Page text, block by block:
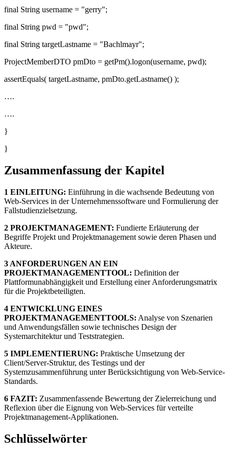
final String username = "gerry";
final String pwd = "pwd";
final String targetLastname = "Bachlmayr";
ProjectMemberDTO pmDto = getPm().logon(username, pwd);
assertEquals( targetLastname, pmDto.getLastname() );
….
….
}
}
Zusammenfassung der Kapitel
1 EINLEITUNG: Einführung in die wachsende Bedeutung von
Web-Services in der Unternehmenssoftware und Formulierung der
Fallstudienzielsetzung.
2 PROJEKTMANAGEMENT: Fundierte Erläuterung der
Begriffe Projekt und Projektmanagement sowie deren Phasen und
Akteure.
3 ANFORDERUNGEN AN EIN
PROJEKTMANAGEMENTTOOL: Definition der
Plattformunabhängigkeit und Erstellung einer Anforderungsmatrix
für die Projektbeteiligten.
4 ENTWICKLUNG EINES
PROJEKTMANAGEMENTTOOLS: Analyse von Szenarien
und Anwendungsfällen sowie technisches Design der
Systemarchitektur und Teststrategien.
5 IMPLEMENTIERUNG: Praktische Umsetzung der
Client/Server-Struktur, des Testings und der
Systemzusammenführung unter Berücksichtigung von Web-Service-
Standards.
6 FAZIT: Zusammenfassende Bewertung der Zielerreichung und
Reflexion über die Eignung von Web-Services für verteilte
Projektmanagement-Applikationen.
Schlüsselwörter